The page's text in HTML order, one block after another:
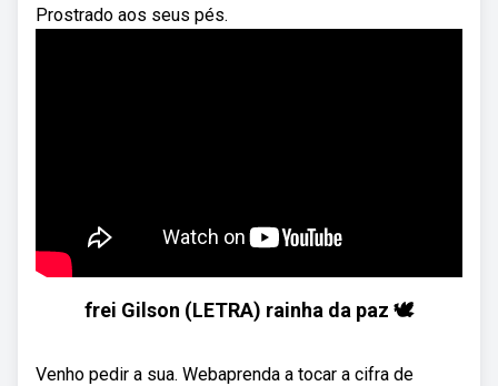
Prostrado aos seus pés.
frei Gilson (LETRA) rainha da paz 🕊️
Venho pedir a sua. Webaprenda a tocar a cifra de